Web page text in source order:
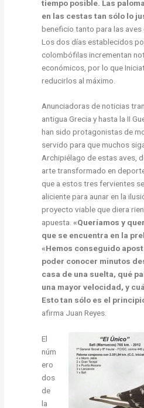
tiempo posible. Las
en las cestas tan sólo lo
beneficio tanto para las
Los dos días establecidos
colombófilas incrementan
económicos, por lo que
reducirlos al máximo.
Anunciadoras de noticias
antigua Grecia y hasta la II
han sido protagonistas de
servido para que muchos
Archipiélago de estas aves,
arte transformado en
que a estos tres fervientes
aliciente para aunar en la
proyecto viable que diera
apuesta.«Queríamos y
que se encuentra en la
«Hemos conseguido
poder conocer minutos
casa de una suelta, qué
una mayor velocidad, y
Esto tan sólo es el
afirma Juan Reyes.
El
núm
ero
dos
de
la